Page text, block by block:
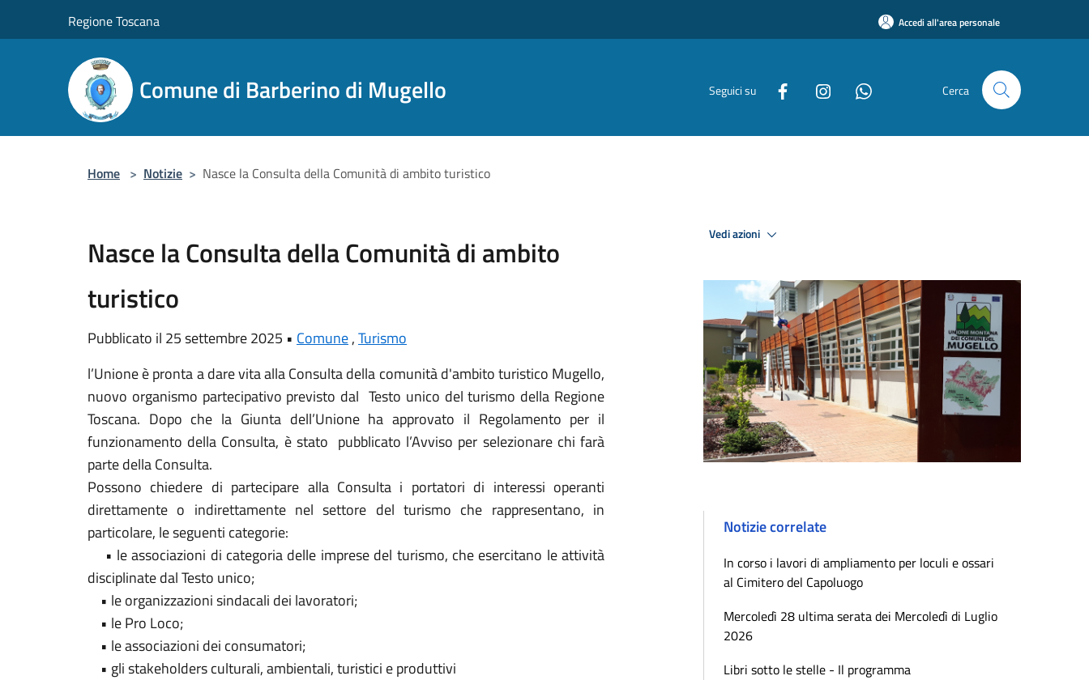
Regione Toscana Accedi all'area personale
Comune di Barberino di Mugello Seguici su Cerca
Home > Notizie > Nasce la Consulta della Comunità di ambito turistico
Nasce la Consulta della Comunità di ambito
turistico
Pubblicato il 25 settembre 2025 • Comune,Turismo
l’Unione è pronta a dare vita alla Consulta della comunità d'ambito turistico Mugello,
nuovo organismo partecipativo previsto dal Testo unico del turismo della Regione
Toscana. Dopo che la Giunta dell’Unione ha approvato il Regolamento per il
funzionamento della Consulta, è stato pubblicato l’Avviso per selezionare chi farà
parte della Consulta.
Possono chiedere di partecipare alla Consulta i portatori di interessi operanti
direttamente o indirettamente nel settore del turismo che rappresentano, in
particolare, le seguenti categorie:
• le associazioni di categoria delle imprese del turismo, che esercitano le attività
disciplinate dal Testo unico;
• le organizzazioni sindacali dei lavoratori;
• le Pro Loco;
• le associazioni dei consumatori;
• gli stakeholders culturali, ambientali, turistici e produttivi
Vedi azioni
Notizie correlate
In corso i lavori di ampliamento per loculi e ossari
al Cimitero del Capoluogo
Mercoledì 28 ultima serata dei Mercoledì di Luglio
2026
Libri sotto le stelle - Il programma